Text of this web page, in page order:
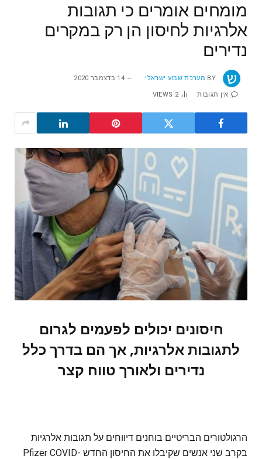
מומחים אומרים כי תגובות
אלרגיות לחיסון הן רק במקרים
נדירים
BY מערכת שבוע ישראלי 14 בדצמבר 2020
אין תגובות 2
VIEWS
חיסונים יכולים לפעמים לגרום
לתגובות אלרגיות, אך הם בדרך כלל
נדירים ולאורך טווח קצר
הרגולטורים הבריטיים בוחנים דיווחים על תגובות אלרגיות
בקרב שני אנשים שקיבלו את החיסון החדש Pfizer COVID-